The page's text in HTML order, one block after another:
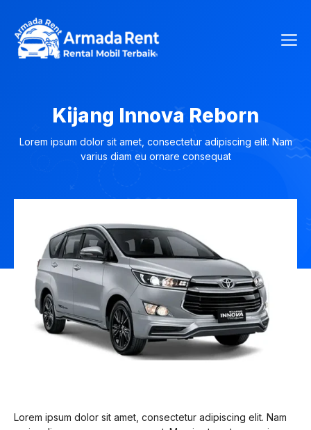
Kijang Innova Reborn
Lorem ipsum dolor sit amet, consectetur adipiscing elit. Nam
varius diam eu ornare consequat
Lorem ipsum dolor sit amet, consectetur adipiscing elit. Nam